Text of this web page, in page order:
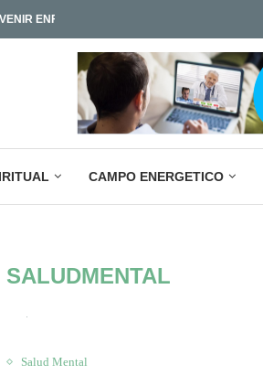
CAMPO ENERGETICO
SALUDMENTAL
Salud Mental